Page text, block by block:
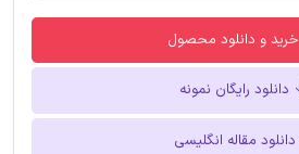
خرید و دانلود محصول
دانلود رایگان نمونه
دانلود مقاله انگلیسی